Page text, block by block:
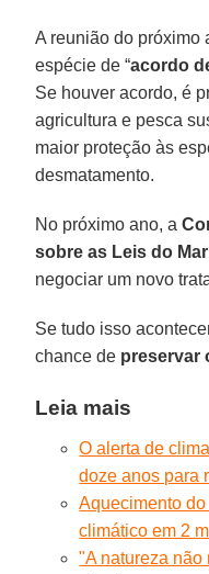
A reunião do próximo
espécie de “acordo
Se houver acordo, é
agricultura e pesca
maior proteção às
desmatamento.
No próximo ano, a
sobre as Leis do Mar
negociar um novo
Se tudo isso
chance de preservar
Leia mais
O alerta de
doze anos para
Aquecimento
climático em 2
"A natureza não